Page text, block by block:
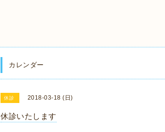
カレンダー
休診 2018-03-18 (日)
休診いたします